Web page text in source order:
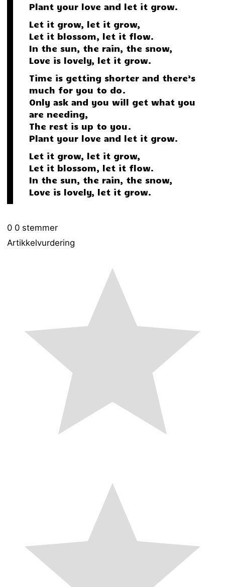
Plant your love and let it grow.
Let it grow, let it grow,
Let it blossom, let it flow.
In the sun, the rain, the snow,
Love is lovely, let it grow.
Time is getting shorter and there’s
much for you to do.
Only ask and you will get what you
are needing,
The rest is up to you.
Plant your love and let it grow.
Let it grow, let it grow,
Let it blossom, let it flow.
In the sun, the rain, the snow,
Love is lovely, let it grow.
0 0 stemmer
Artikkelvurdering